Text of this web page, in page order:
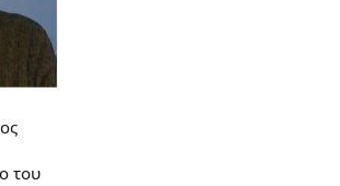
του